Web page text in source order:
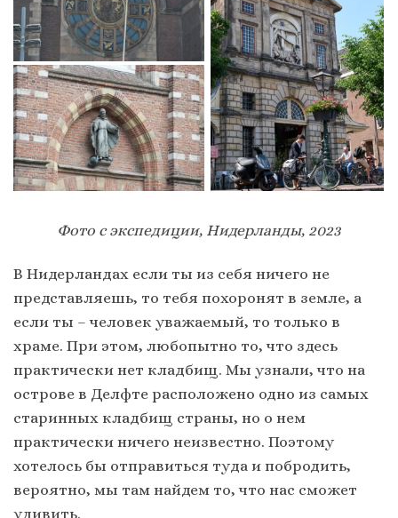
Фото с экспедиции, Нидерланды, 2023
В Нидерландах если ты из себя ничего не
представляешь, то тебя похоронят в земле, а
если ты – человек уважаемый, то только в
храме. При этом, любопытно то, что здесь
практически нет кладбищ. Мы узнали, что на
острове в Делфте расположено одно из самых
старинных кладбищ страны, но о нем
практически ничего неизвестно. Поэтому
хотелось бы отправиться туда и побродить,
вероятно, мы там найдем то, что нас сможет
удивить.